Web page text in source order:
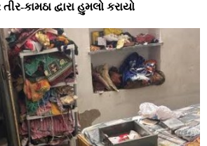
કામઠા દ્વારા હુમલો કરાયો